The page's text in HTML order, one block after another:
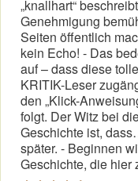
„knallhart“
Genehmigung
Seiten öffentlich
kein Echo! - Das
auf – dass diese
KRITIK-Leser
den „Klick-
folgt. Der Witz bei
Geschichte ist,
später. - Beginnen
Geschichte, die hier